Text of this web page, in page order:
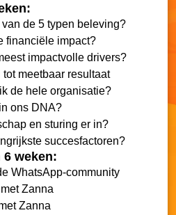
de 5 typen beleving?
financiële impact?
impactvolle drivers?
meetbaar resultaat
de hele organisatie?
ons DNA?
en sturing er in?
succesfactoren?
weken:
WhatsApp-community
Zanna
Zanna